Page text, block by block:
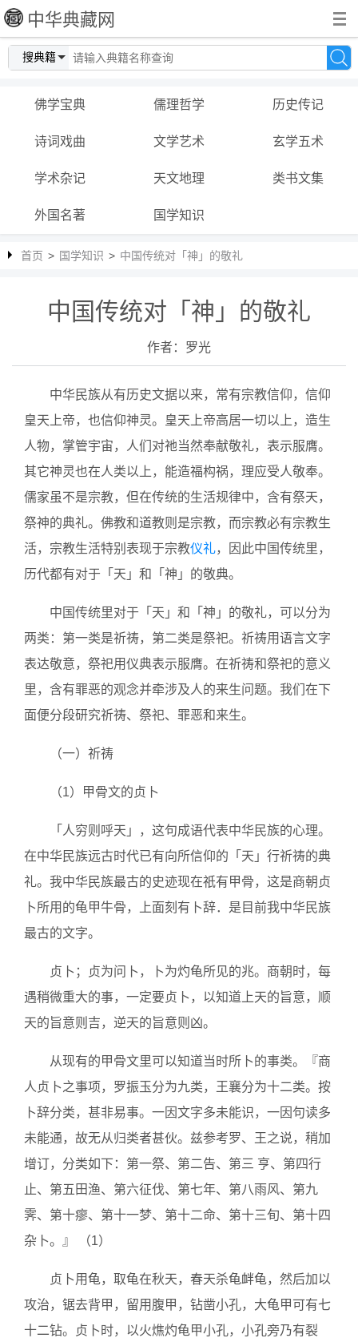
中华典藏网
搜典籍
佛学宝典 儒理哲学 历史传记
诗词戏曲 文学艺术 玄学五术
学术杂记 天文地理 类书文集
外国名著 国学知识
首页 > 国学知识 > 中国传统对「神」的敬礼
中国传统对「神」的敬礼
作者：罗光
中华民族从有历史文据以来，常有宗教信仰，信仰
皇天上帝，也信仰神灵。皇天上帝高居一切以上，造生
人物，掌管宇宙，人们对祂当然奉献敬礼，表示服膺。
其它神灵也在人类以上，能造福构祸，理应受人敬奉。
儒家虽不是宗教，但在传统的生活规律中，含有祭天，
祭神的典礼。佛教和道教则是宗教，而宗教必有宗教生
活，宗教生活特别表现于宗教仪礼，因此中国传统里，
历代都有对于「天」和「神」的敬典。
中国传统里对于「天」和「神」的敬礼，可以分为
两类：第一类是祈祷，第二类是祭祀。祈祷用语言文字
表达敬意，祭祀用仪典表示服膺。在祈祷和祭祀的意义
里，含有罪恶的观念并牵涉及人的来生问题。我们在下
面便分段研究祈祷、祭祀、罪恶和来生。
（一）祈祷
（1）甲骨文的贞卜
「人穷则呼天」，这句成语代表中华民族的心理。
在中华民族远古时代已有向所信仰的「天」行祈祷的典
礼。我中华民族最古的史迹现在祇有甲骨，这是商朝贞
卜所用的龟甲牛骨，上面刻有卜辞．是目前我中华民族
最古的文字。
贞卜；贞为问卜，卜为灼龟所见的兆。商朝时，每
遇稍微重大的事，一定要贞卜，以知道上天的旨意，顺
天的旨意则吉，逆天的旨意则凶。
从现有的甲骨文里可以知道当时所卜的事类。『商
人贞卜之事项，罗振玉分为九类，王襄分为十二类。按
卜辞分类，甚非易事。一因文字多未能识，一因句读多
未能通，故无从归类者甚伙。兹参考罗、王之说，稍加
增订，分类如下：第一祭、第二告、第三 亨、第四行
止、第五田渔、第六征伐、第七年、第八雨风、第九
霁、第十瘳、第十一梦、第十二命、第十三旬、第十四
杂卜。』 （1）
贞卜用龟，取龟在秋天，春天杀龟衅龟，然后加以
攻治，锯去背甲，留用腹甲，钻凿小孔，大龟甲可有七
十二钻。贞卜时，以火燋灼龟甲小孔，小孔旁乃有裂